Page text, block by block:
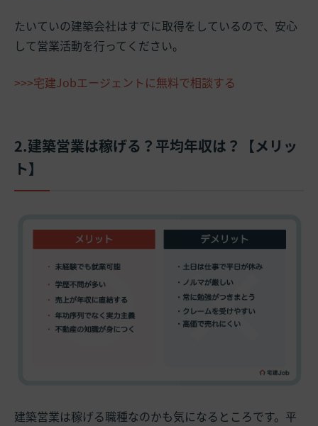
たいていの建築会社はすでに取得をしているので、安心
して営業活動を行ってください。
>>>宅建Jobエージェントに無料で相談する
2.建築営業は稼げる？平均年収は？【メリッ
ト】
建築営業は稼げる職種なのかも気になるところです。平